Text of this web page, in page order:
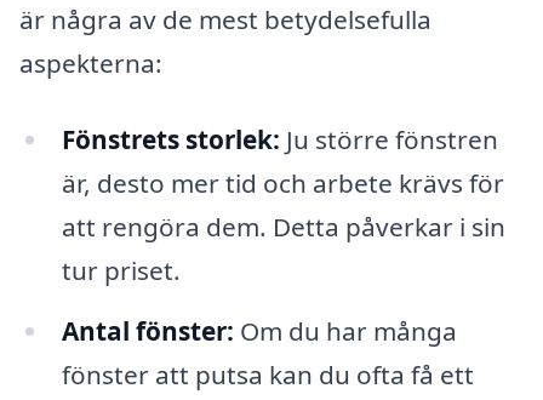
är några av de mest betydelsefulla
aspekterna:
Fönstrets storlek: Ju större fönstren
är, desto mer tid och arbete krävs för
att rengöra dem. Detta påverkar i sin
tur priset.
Antal fönster: Om du har många
fönster att putsa kan du ofta få ett